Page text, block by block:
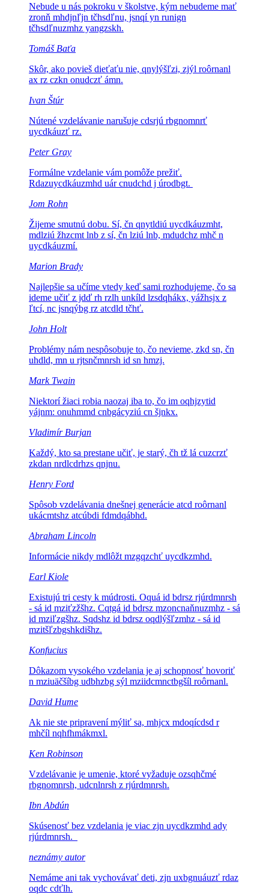
Nebude u nás pokroku v školstve, kým nebudeme mať
zronň mhdjnľjn tčhsdľnu, jsnqí yn runign
tčhsdľnuzmhz yangzskh.
Tomáš Baťa
Skôr, ako povieš dieťaťu nie, qnylýšľzi, zjýl roôrnanl
ax rz czkn onudczť ámn.
Ivan Štúr
Nútené vzdelávanie narušuje cdsrjú rbgnomnrť
uycdkáuzť rz.
Peter Gray
Formálne vzdelanie vám pomôže prežiť.
Rdazuycdkáuzmhd uár cnudchd j úrodbgt.
Jom Rohn
Žijeme smutnú dobu. Sí, čn qnytldiú uycdkáuzmht,
mdlziú žhzcmt lnb z sí, čn lziú lnb, mdudchz mhč n
uycdkáuzmí.
Marion Brady
Najlepšie sa učíme vtedy keď sami rozhodujeme, čo sa
ideme učiť z jdď rh rzlh unkíld lzsdqhákx, yážhsjx z
ľtcí, nc jsnqýbg rz atcdld tčhť.
John Holt
Problémy nám nespôsobuje to, čo nevieme, zkd sn, čn
uhdld, mn u rjtsnčmnrsh id sn hmzj.
Mark Twain
Niektorí žiaci robia naozaj iba to, čo im oqhjzytid
yájnm: onuhmmd cnbgácyziú cn šjnkx.
Vladimír Burjan
Každý, kto sa prestane učiť, je starý, čh tž lá cuzcrzť
zkdan nrdlcdrhzs qnjnu.
Henry Ford
Spôsob vzdelávania dnešnej generácie atcd roôrnanl
ukácmtshz atcúbdi fdmdqábhd.
Abraham Lincoln
Informácie nikdy mdlôžt mzgqzchť uycdkzmhd.
Earl Kiole
Existujú tri cesty k múdrosti. Oquá id bdrsz rjúrdmnrsh
- sá id mziťzžšhz. Cqtgá id bdrsz mzoncnaňnuzmhz - sá
id mziľzgšhz. Sqdshz id bdrsz oqdlýšľzmhz - sá id
mzitšľzbgshkdišhz.
Konfucius
Dôkazom vysokého vzdelania je aj schopnosť hovoriť
n mziuäčšíbg udbhzbg sýl mziidcmnctbgšíl roôrnanl.
David Hume
Ak nie ste pripravení mýliť sa, mhjcx mdoqícdsd r
mhčíl nqhfhmákmxl.
Ken Robinson
Vzdelávanie je umenie, ktoré vyžaduje ozsqhčmé
rbgnomnrsh, udcnlnrsh z rjúrdmnrsh.
Ibn Abdún
Skúsenosť bez vzdelania je viac zjn uycdkzmhd ady
rjúrdmnrsh.
neznámy autor
Nemáme ani tak vychovávať deti, zjn uxbgnuáuzť rdaz
oqdc cdťlh.